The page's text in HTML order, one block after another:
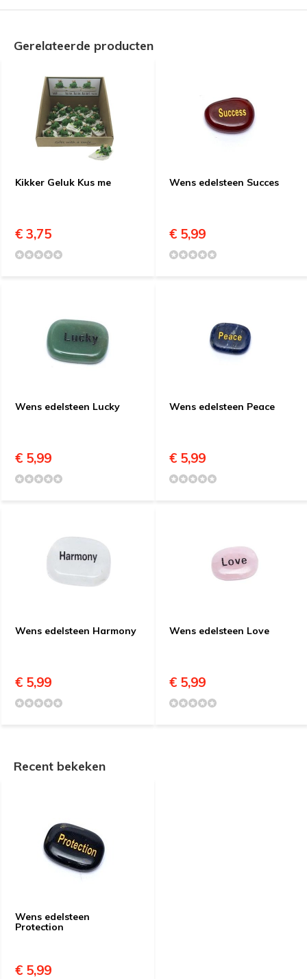
Gerelateerde producten
Kikker Geluk Kus me
€ 3,75
Wens edelsteen Succes
€ 5,99
Wens edelsteen Lucky
€ 5,99
Wens edelsteen Peace
€ 5,99
Wens edelsteen Harmony
€ 5,99
Wens edelsteen Love
€ 5,99
Recent bekeken
Wens edelsteen
Protection
€ 5,99